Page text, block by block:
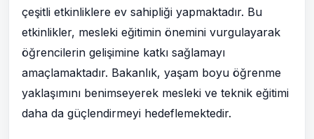
çeşitli etkinliklere ev sahipliği yapmaktadır. Bu
etkinlikler, mesleki eğitimin önemini vurgulayarak
öğrencilerin gelişimine katkı sağlamayı
amaçlamaktadır. Bakanlık, yaşam boyu öğrenme
yaklaşımını benimseyerek mesleki ve teknik eğitimi
daha da güçlendirmeyi hedeflemektedir.